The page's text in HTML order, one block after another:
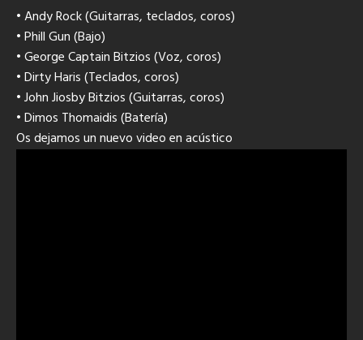
• Andy Rock (Guitarras, teclados, coros)
• Phill Gun (Bajo)
• George Captain Bitzios (Voz, coros)
• Dirty Haris (Teclados, coros)
• John Jiosby Bitzios (Guitarras, coros)
• Dimos Thomaidis (Batería)
Os dejamos un nuevo video en acústico